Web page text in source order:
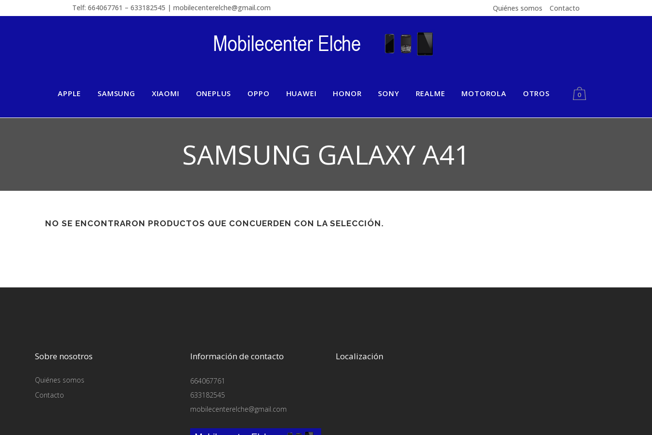
Telf: 664067761 – 633182545 | mobilecenterelche@gmail.com Quiénes somos Contacto
APPLE SAMSUNG XIAOMI ONEPLUS OPPO HUAWEI HONOR SONY REALME MOTOROLA OTROS 0
SAMSUNG GALAXY A41
NO SE ENCONTRARON PRODUCTOS QUE CONCUERDEN CON LA SELECCIÓN.
Sobre nosotros
Quiénes somos
Contacto
Información de contacto
664067761
633182545
mobilecenterelche@gmail.com
Localización